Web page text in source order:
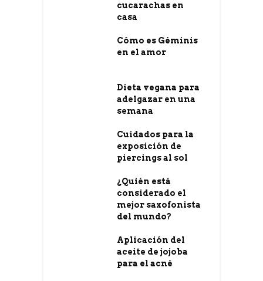
cucarachas en
casa
Cómo es Géminis
en el amor
Dieta vegana para
adelgazar en una
semana
Cuidados para la
exposición de
piercings al sol
¿Quién está
considerado el
mejor saxofonista
del mundo?
Aplicación del
aceite de jojoba
para el acné